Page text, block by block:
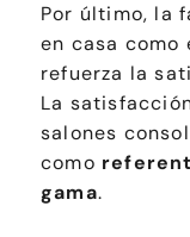
Por último, la
en casa como
refuerza la
La
salones
como
gama.